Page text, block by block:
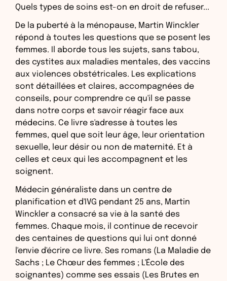
Quels types de soins est-on en droit de refuser...
De la puberté à la ménopause, Martin Winckler
répond à toutes les questions que se posent les
femmes. Il aborde tous les sujets, sans tabou,
des cystites aux maladies mentales, des vaccins
aux violences obstétricales. Les explications
sont détaillées et claires, accompagnées de
conseils, pour comprendre ce qu'il se passe
dans notre corps et savoir réagir face aux
médecins. Ce livre s'adresse à toutes les
femmes, quel que soit leur âge, leur orientation
sexuelle, leur désir ou non de maternité. Et à
celles et ceux qui les accompagnent et les
soignent.
Médecin généraliste dans un centre de
planification et d'IVG pendant 25 ans, Martin
Winckler a consacré sa vie à la santé des
femmes. Chaque mois, il continue de recevoir
des centaines de questions qui lui ont donné
l'envie d'écrire ce livre. Ses romans (La Maladie de
Sachs ; Le Chœur des femmes ; L'École des
soignantes) comme ses essais (Les Brutes en